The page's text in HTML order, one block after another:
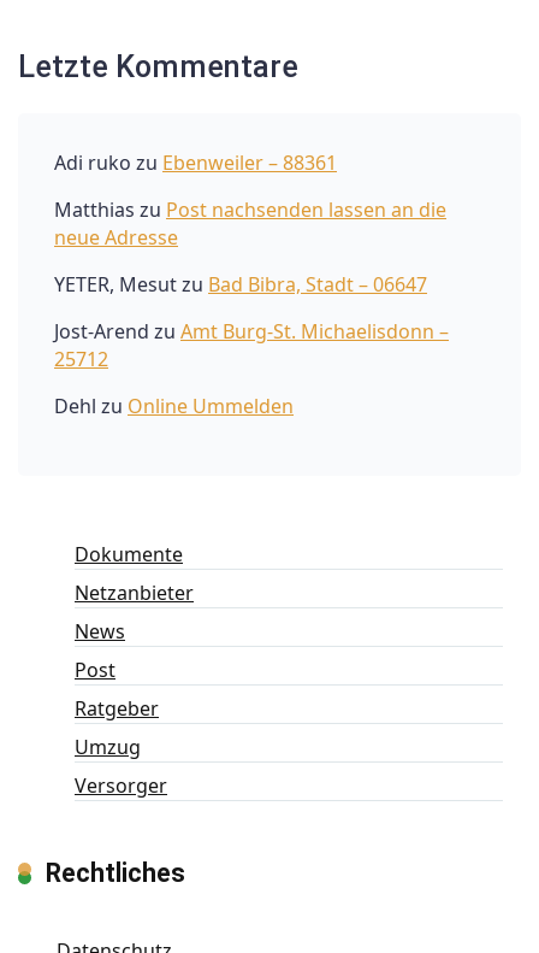
Letzte Kommentare
Adi ruko zu Ebenweiler – 88361
Matthias zu Post nachsenden lassen an die
neue Adresse
YETER, Mesutzu Bad Bibra, Stadt – 06647
Jost-Arend zu Amt Burg-St. Michaelisdonn –
25712
Dehl zu Online Ummelden
Dokumente
Netzanbieter
News
Post
Ratgeber
Umzug
Versorger
Rechtliches